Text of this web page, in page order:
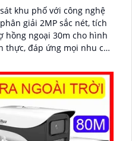
khu phố với công nghệ
giải 2MP sắc nét, tích
thực, đáp ứng mọi nhu cầu